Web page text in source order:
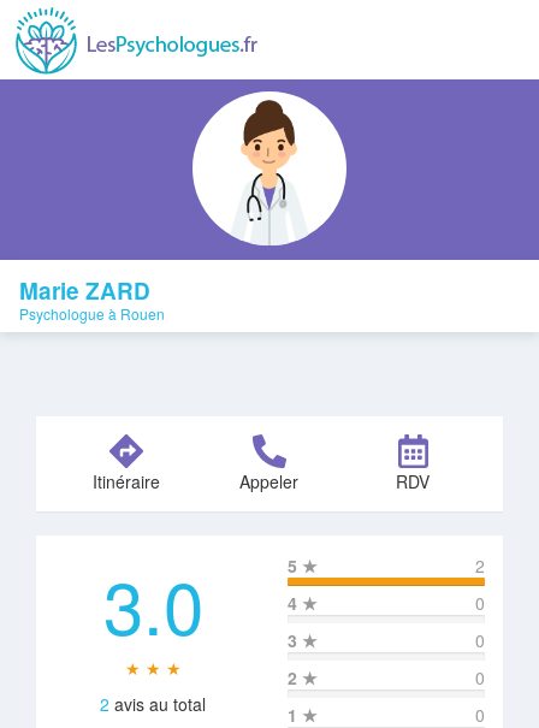
Marie ZARD
Psychologue à Rouen
Itinéraire Appeler RDV
3.0
★ ★ ★
2 avis au total
5 ★
2
4 ★
0
3 ★
0
2 ★
0
1 ★ 0